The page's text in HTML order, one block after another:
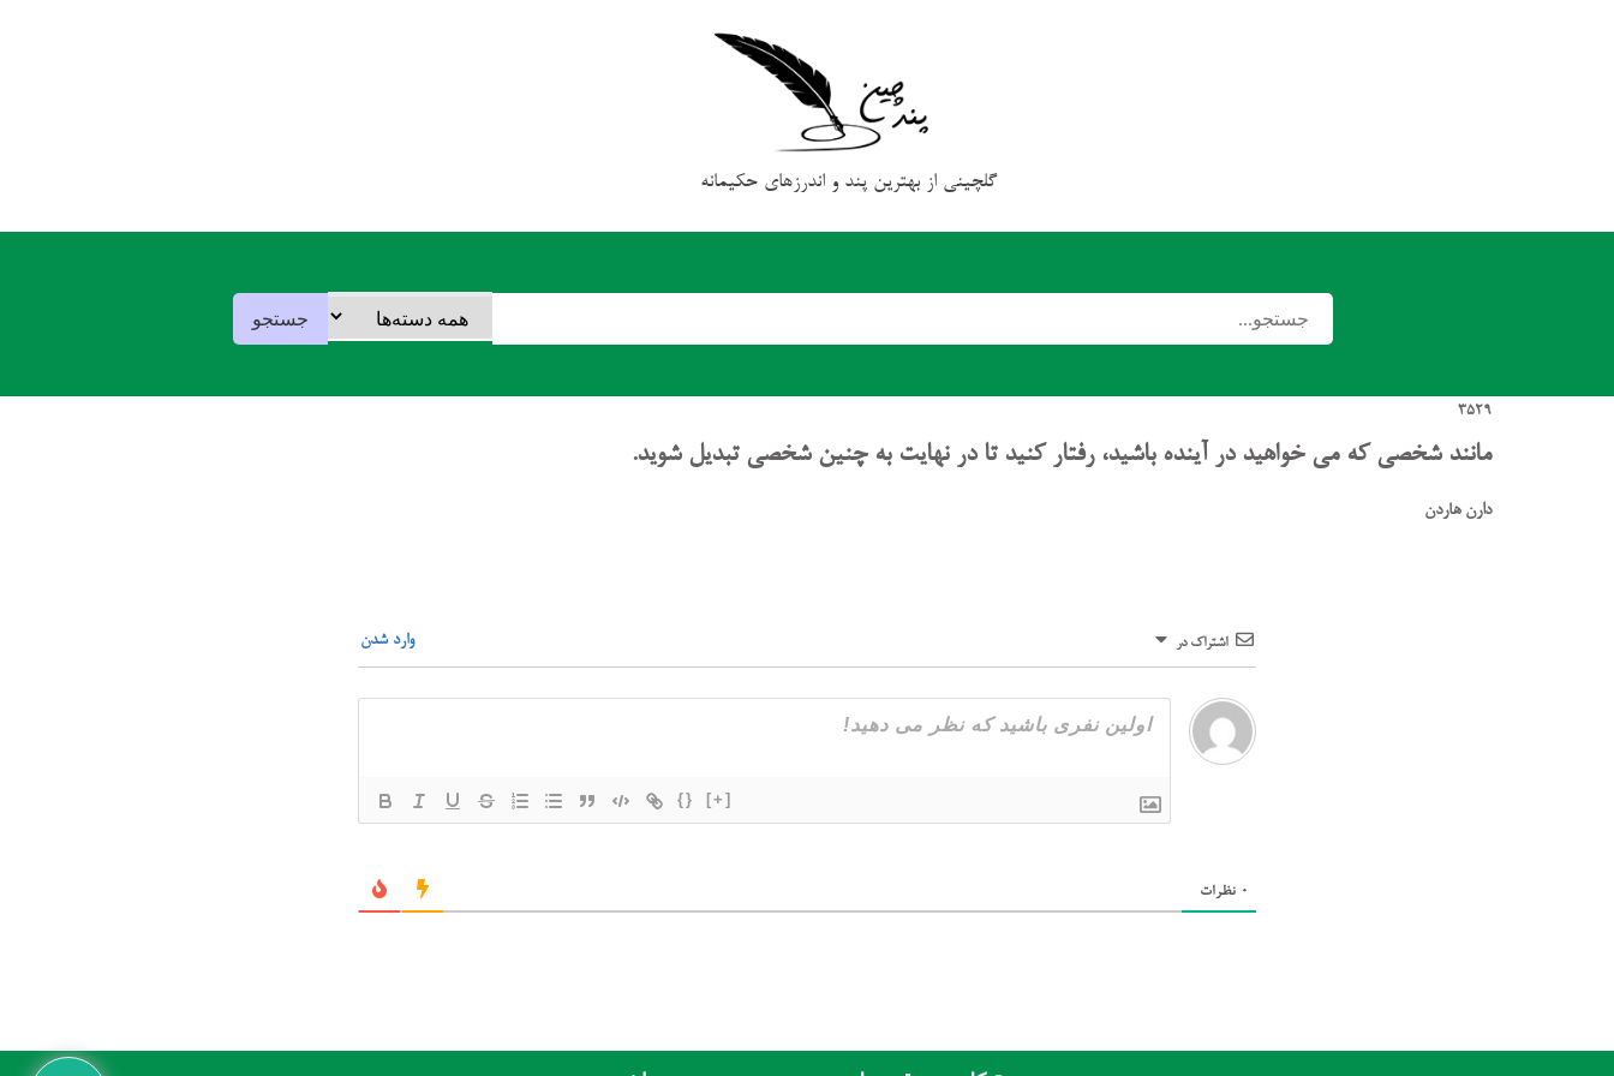
گلچینی از بهترین پند و اندرزهای حکیمانه
3529
مانند شخصی که می خواهید در آینده باشید، رفتار کنید تا در نهایت به چنین شخصی تبدیل شوید.
دارن هاردن
اشتراک در وارد شدن
{} [+]
0 نظرات